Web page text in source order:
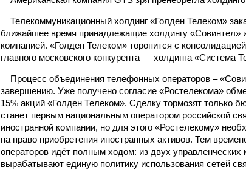
Телекоммуникационный холдинг «Голден Телеком»
ближайшее время принадлежащие холдингу «Совинтел»
компанией. «Голден Телеком» торопится с
главного московского конкурента — холдинга «Система
Процесс объединения телефонных операторов –
завершению. Уже получено согласие «Ростелекома»
15% акций «Голден Телеком». Сделку тормозят только
станет первым национальным оператором российской
иностранной компании, но для этого «Ростелекому»
на право приобретения иностранных активов. Тем
операторов идёт полным ходом: из двух
вырабатывают единую политику использования сетей